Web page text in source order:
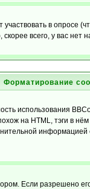
участвовать в опросе
всего, у вас нет
Форматирование
использования
на HTML, тэги в
Если разрешено